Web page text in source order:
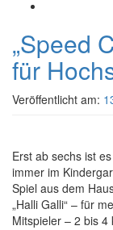
„Speed
für
Veröffentlicht am:
Erst ab sechs ist
immer im
Spiel aus dem
„Halli Galli“ – für
Mitspieler – 2 bis